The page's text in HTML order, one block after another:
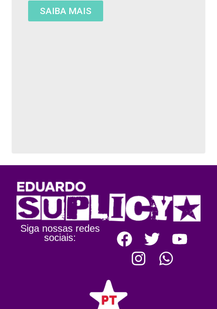
SAIBA MAIS
Siga nossas redes
sociais: